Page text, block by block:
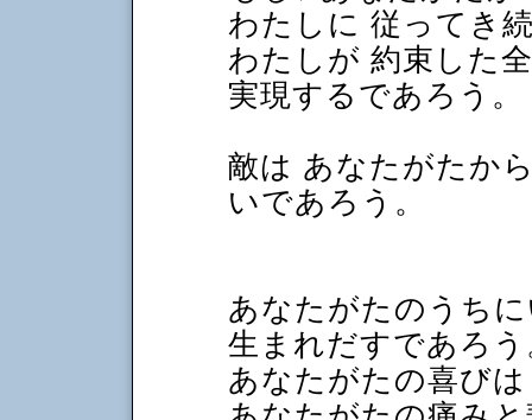
わたしに 従ってき
わたしが 約束した
実現するであろう。
敵は あなたがたか
いであろう。
あなたがたのうち
生まれだすであろう
あなたがたの喜び